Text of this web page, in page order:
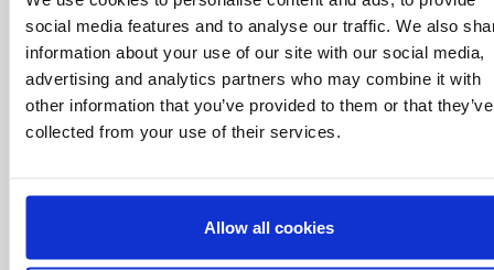
social media features and to analyse our traffic. We also
information about your use of our site with our social media,
advertising and analytics partners who may combine it with
other information that you’ve provided to them or that they’ve
collected from your use of their services.
Allow all cookies
mundo do licenciamento, tudo com um clique
de um botão.